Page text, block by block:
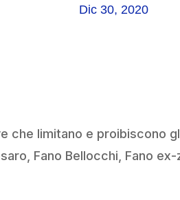
Dic 30, 2020
che limitano e proibiscono
Fano Bellocchi, Fano